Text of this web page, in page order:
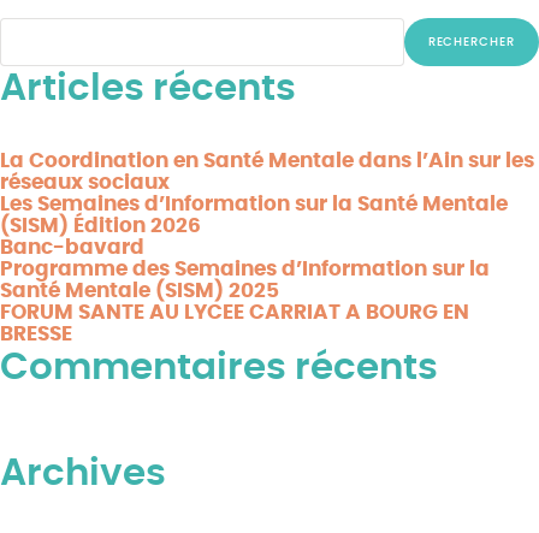
RECHERCHER
Articles récents
La Coordination en Santé Mentale dans l’Ain sur les
réseaux sociaux
Les Semaines d’Information sur la Santé Mentale
(SISM) Édition 2026
Banc-bavard
Programme des Semaines d’Information sur la
Santé Mentale (SISM) 2025
FORUM SANTE AU LYCEE CARRIAT A BOURG EN
BRESSE
Commentaires récents
Archives